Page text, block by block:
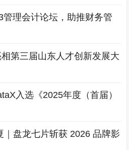
理会计论坛，助推财务管
第三届山东人才创新发展大
入选《2025年度（首届）
｜盘龙七片斩获 2026 品牌影